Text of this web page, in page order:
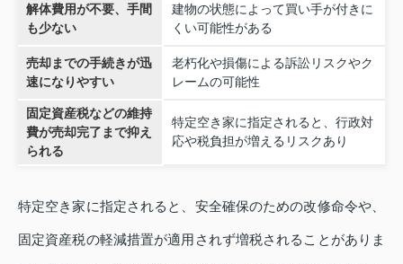
解体費用が不要、手間
も少ない
建物の状態によって買い手が付きに
くい可能性がある
売却までの手続きが迅
速になりやすい
老朽化や損傷による訴訟リスクやク
レームの可能性
固定資産税などの維持
費が売却完了まで抑え
られる
特定空き家に指定されると、行政対
応や税負担が増えるリスクあり
特定空き家に指定されると、安全確保のための改修命令や、
固定資産税の軽減措置が適用されず増税されることがありま